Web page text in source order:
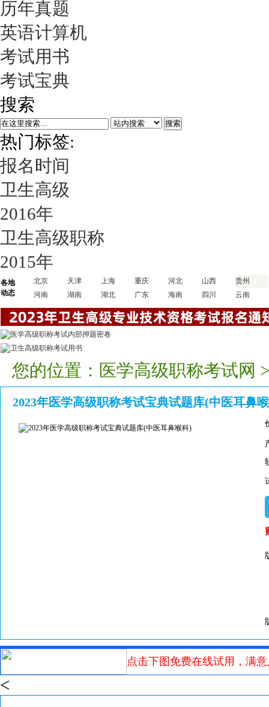
历年真题
英语计算机
考试用书
考试宝典
搜索
搜索
热门标签:
报名时间
卫生高级
2016年
卫生高级职称
2015年
各地
动态
北京 天津 上海 重庆 河北 山西
贵州
河南
湖南 湖北 广东 海南 四川 云南
您的位置： 医学高级职称考试网
2023年医学高级职称考试宝典试题库(中医耳鼻
点击下图免费在线试用，满
<